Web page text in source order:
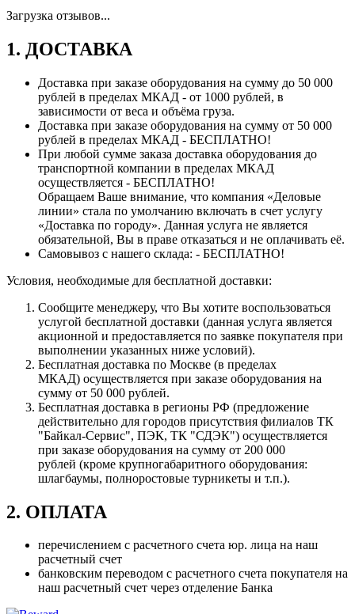
Загрузка отзывов...
1. ДОСТАВКА
Доставка при заказе оборудования на сумму до 50 000
рублей в пределах МКАД - от 1000 рублей, в
зависимости от веса и объёма груза.
Доставка при заказе оборудования на сумму от 50 000
рублей в пределах МКАД - БЕСПЛАТНО!
При любой сумме заказа доставка оборудования до
транспортной компании в пределах МКАД
осуществляется - БЕСПЛАТНО!
Обращаем Ваше внимание, что компания «Деловые
линии» стала по умолчанию включать в счет услугу
«Доставка по городу». Данная услуга не является
обязательной, Вы в праве отказаться и не оплачивать её.
Самовывоз с нашего склада: - БЕСПЛАТНО!
Условия, необходимые для бесплатной доставки:
Сообщите менеджеру, что Вы хотите воспользоваться
услугой бесплатной доставки (данная услуга является
акционной и предоставляется по заявке покупателя при
выполнении указанных ниже условий).
Бесплатная доставка по Москве (в пределах
МКАД) осуществляется при заказе оборудования на
сумму от 50 000 рублей.
Бесплатная доставка в регионы РФ (предложение
действительно для городов присутствия филиалов ТК
"Байкал-Сервис", ПЭК, ТК "СДЭК") осуществляется
при заказе оборудования на сумму от 200 000
рублей (кроме крупногабаритного оборудования:
шлагбаумы, полноростовые турникеты и т.п.).
2. ОПЛАТА
перечислением с расчетного счета юр. лица на наш
расчетный счет
банковским переводом с расчетного счета покупателя на
наш расчетный счет через отделение Банка